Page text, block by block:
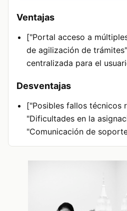
Ventajas
["Portal acceso a
de agilización de
centralizada para el
Desventajas
["Posibles fallos técnicos
"Dificultades en la
"Comunicación de